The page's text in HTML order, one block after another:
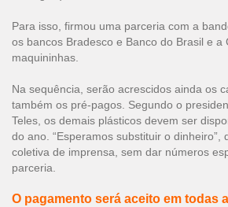
Para isso, firmou uma parceria com a
os bancos Bradesco e Banco do Brasil e a
maquininhas.
Na sequência, serão acrescidos ainda os
também os pré-pagos. Segundo o
Teles, os demais plásticos devem ser
do ano. “Esperamos substituir o dinheiro”,
coletiva de imprensa, sem dar números
parceria.
O pagamento será aceito em todas